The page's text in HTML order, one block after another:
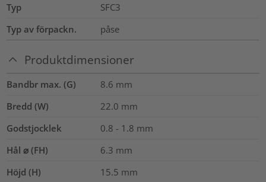
Typ
SFC3
Typ av förpackn.
påse
Produktdimensioner
Bandbr max. (G) 8.6 mm
Bredd (W)
22.0 mm
Godstjocklek
0.8 - 1.8 mm
Hål ⌀ (FH)
6.3 mm
Höjd (H)
15.5 mm